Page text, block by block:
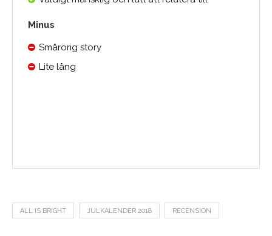
Minus
Smårörig story
Lite lång
ALL IS BRIGHT JULKALENDER 2018 RECENSION